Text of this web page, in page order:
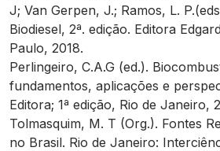
J; Van Gerpen, J.; Ramos, L.
Biodiesel, 2ª. edição. Editora
Paulo, 2018.
Perlingeiro, C.A.G (ed.).
fundamentos, aplicações e
Editora; 1ª edição, Rio de Janeiro,
Tolmasquim, M. T (Org.). Fontes
no Brasil. Rio de Janeiro: